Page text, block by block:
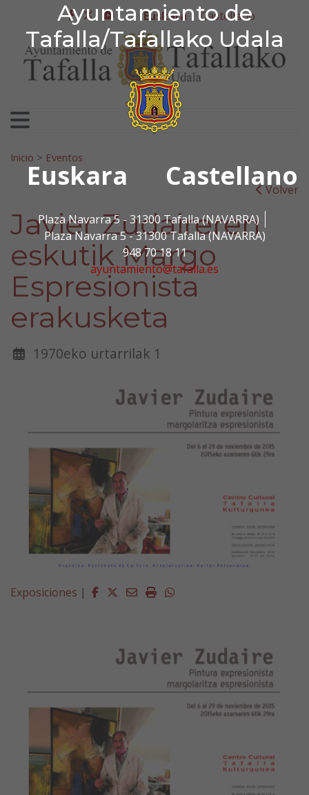
Ayuntamiento de
Tafalla/Tafallako Udala
Euskara Castellano
Plaza Navarra 5 - 31300 Tafalla (NAVARRA)
Plaza Navarra 5 - 31300 Tafalla (NAVARRA)
948 70 18 11
ayuntamiento@tafalla.es
Ir al contenido
Ayuntamiento de
facebook
twitter
youtube
Euskara Castellano
Bilatu:
Inicio > Eventos
Volver
Javier Zudaireren
eskutik Margo
Espresionista
erakusketa
1970eko urtarrilak 1
Exposiciones | Facebook
Twitter
EmailImprimirWhatsapp